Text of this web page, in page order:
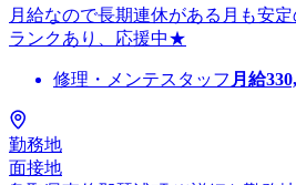
月給なので長期連休がある月も安
ランクあり、応援中★
修理・メンテスタッフ 月給
勤務地
面接地